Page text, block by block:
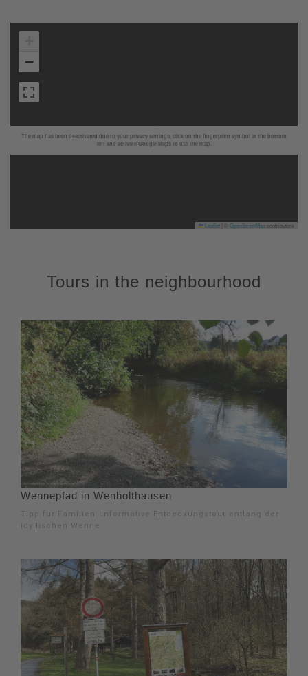
The map has been deactivated due to your privacy settings, click on the fingerprint symbol at the bottom
left and activate Google Maps to use the map.
−
Leaflet OpenStreetMapcontributors
Tours in the neighbourhood
Wennepfad in Wenholthausen
Tipp für Familien: Informative Entdeckungstour entlang der
idyllischen Wenne.